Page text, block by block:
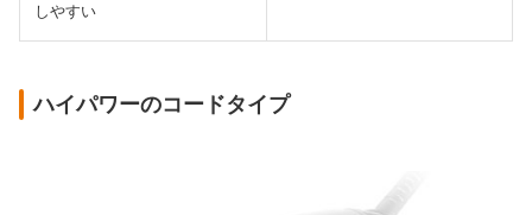
しやすい
ハイパワーのコードタイプ